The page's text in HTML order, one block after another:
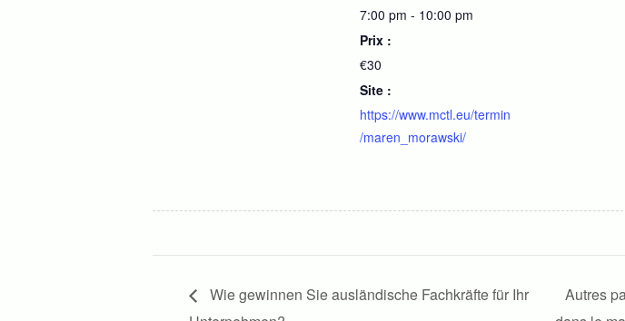
7:00 pm - 10:00 pm
Prix :
€30
Site :
https://www.mctl.eu/termin
/maren_morawski/
Wie gewinnen Sie ausländische Fachkräfte für Ihr
Autres